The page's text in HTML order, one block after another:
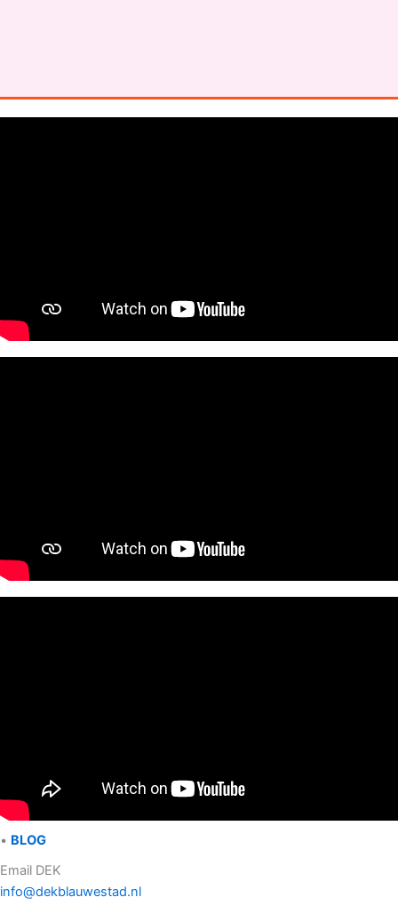
• BLOG
Email DEK
info@dekblauwestad.nl